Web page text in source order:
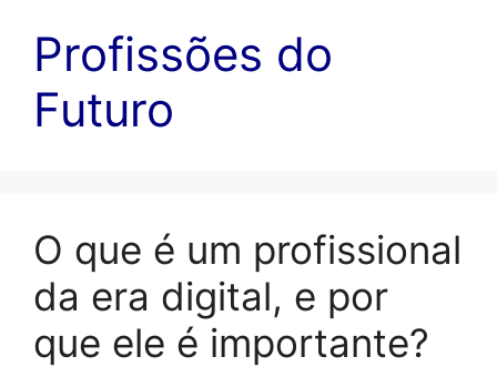
Profissões do
Futuro
O que é um profissional
da era digital, e por
que ele é importante?